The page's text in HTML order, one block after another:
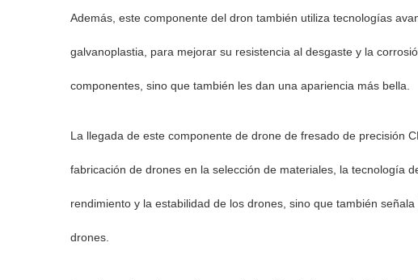
Además, este componente del dron también utiliza tecnologías
galvanoplastia, para mejorar su resistencia al desgaste y la
componentes, sino que también les dan una apariencia más bella.
La llegada de este componente de drone de fresado de precisión
fabricación de drones en la selección de materiales, la tecnología
rendimiento y la estabilidad de los drones, sino que también
drones.